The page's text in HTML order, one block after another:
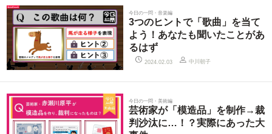
今日の一問・音楽編
3つのヒントで「歌曲」を当て
よう！あなたも聞いたことがあ
るはず
2024.02.03 中川朝子
今日の一問・美術編
芸術家が「模造品」を制作→裁
判沙汰に…！？実際にあった大